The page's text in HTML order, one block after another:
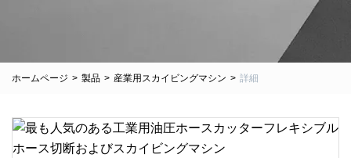
ホームページ > 製品 > 産業用スカイビングマシン > 詳細